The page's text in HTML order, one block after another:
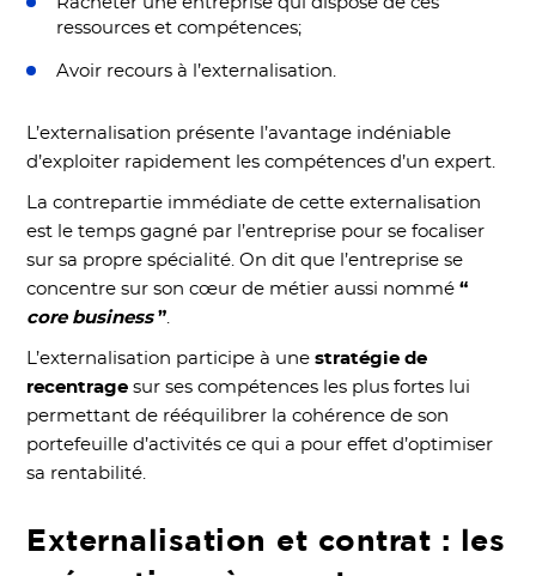
ressources et compétences;
Avoir recours à l’externalisation.
L’externalisation présente l’avantage indéniable
d’exploiter rapidement les compétences d’un expert.
La contrepartie immédiate de cette externalisation
est le temps gagné par l’entreprise pour se focaliser
sur sa propre spécialité. On dit que l’entreprise se
concentre sur son cœur de métier aussi nommé“
core business”.
L’externalisation participe à unestratégie de
recentrage sur ses compétences les plus fortes lui
permettant de rééquilibrer la cohérence de son
portefeuille d’activités ce qui a pour effet d’optimiser
sa rentabilité.
Externalisation et contrat : les